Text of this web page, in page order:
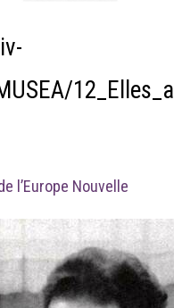
l’Europe Nouvelle